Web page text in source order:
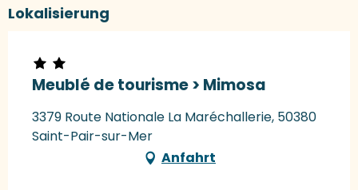
Lokalisierung
Meublé de tourisme > Mimosa
3379 Route Nationale La Maréchallerie, 50380
Saint-Pair-sur-Mer
Anfahrt